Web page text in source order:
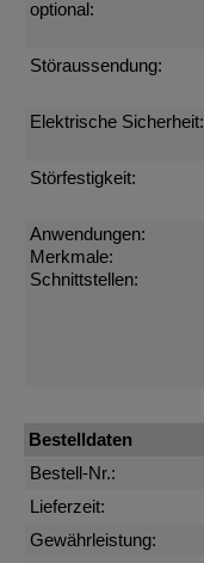
optional:
Störaussendung:
Elektrische Sicherheit:
Störfestigkeit:
Anwendungen:
Merkmale:
Schnittstellen:
Bestelldaten
Bestell-Nr.:
Lieferzeit:
Gewährleistung: